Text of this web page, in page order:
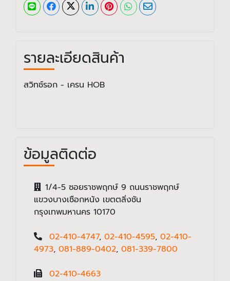
รายละเอียดสินค้า
สวิทช์รอก - เครน HOB
ข้อมูลติดต่อ
1/4-5 ซอยราชพฤกษ์ 9 ถนนราชพฤกษ์
แขวงบางเชือกหนัง เขตตลิ่งชัน
กรุงเทพมหานคร 10170
02-410-4747, 02-410-4595, 02-410-
4973, 081-889-0402, 081-339-7800
02-410-4663